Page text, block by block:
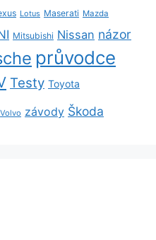
Lotus Maserati Mazda
Mitsubishi Nissan názor
průvodce
Testy Toyota
Volvo závody Škoda